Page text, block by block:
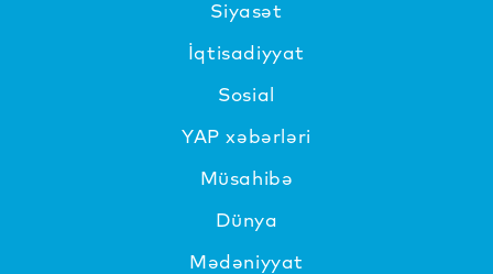
Siyasət
İqtisadiyyat
Sosial
YAP xəbərləri
Müsahibə
Dünya
Mədəniyyat